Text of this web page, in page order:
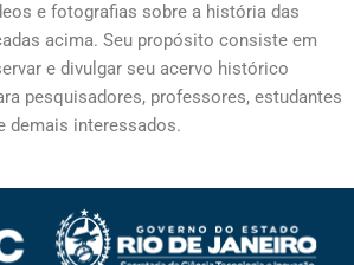
e fotografias sobre a história das
acima. Seu propósito consiste em
e divulgar seu acervo histórico
pesquisadores, professores, estudantes
demais interessados.